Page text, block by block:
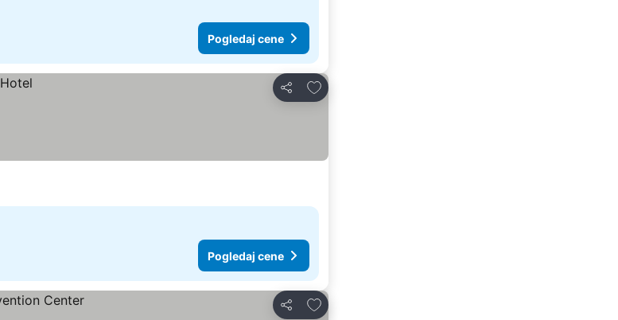
Pogledaj cene
Deli
Dodati u favorite
Pogledaj cene
Deli
Dodati u favorite